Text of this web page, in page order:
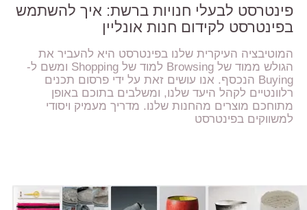
פינטרסט לבעלי חנויות ברשת: איך להשתמש
בפינטרסט לקידום חנות אונליין
המוטיבציה העיקרית שלנו בפינטרסט היא להעביר את
הגולש ממוד של Browsing למוד של Shopping ומשם ל-
Buying הנכסף. אנו עושים זאת על ידי פרסום תכנים
רלוונטיים לקהל היעד שלנו, ומשלבים בתוכם באופן
מתוחכם מוצרים מהחנות שלנו. מדריך מעמיק ויסודי
למשווקים בפינטרסט